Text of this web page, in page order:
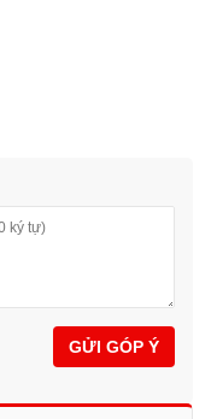
GỬI GÓP Ý